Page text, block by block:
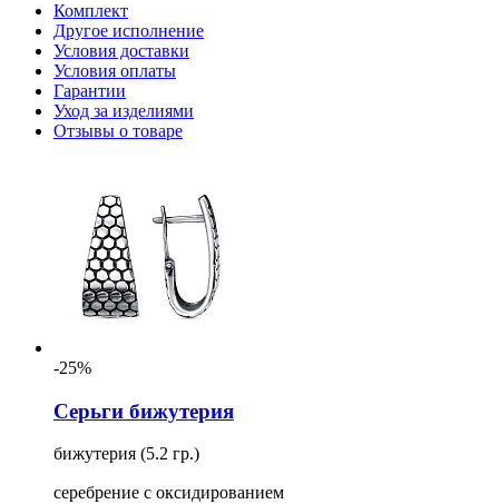
Комплект
Другое исполнение
Условия доставки
Условия оплаты
Гарантии
Уход за изделиями
Отзывы о товаре
-25%
Серьги бижутерия
бижутерия (5.2 гр.)
серебрение с оксидированием